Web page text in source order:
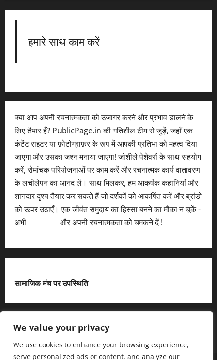
We value your privacy
We use cookies to enhance your browsing experience,
serve personalized ads or content, and analyze our
हमारे साथ काम करें
क्या आप अपनी रचनात्मकता को उजागर करने और प्रभाव डालने के
लिए तैयार हैं? PublicPage.in की गतिशील टीम से जुड़ें, जहाँ एक
कंटेंट राइटर या फ़ोटोग्राफ़र के रूप में आपकी प्रतिभा को महत्व दिया
जाएगा और उसका जश्न मनाया जाएगा! जोशीले पेशेवरों के साथ सहयोग
करें, रोमांचक परियोजनाओं पर काम करें और रचनात्मक कार्य वातावरण
के लचीलेपन का आनंद लें। साथ मिलकर, हम आकर्षक कहानियाँ और
शानदार दृश्य तैयार कर सकते हैं जो दर्शकों को आकर्षित करें और ब्रांडों
को ऊपर उठाएँ। एक जीवंत समुदाय का हिस्सा बनने का मौका न चूकें -
अभी
और अपनी रचनात्मकता को चमकने दें !
सामाजिक मंच पर उपस्थिति
X